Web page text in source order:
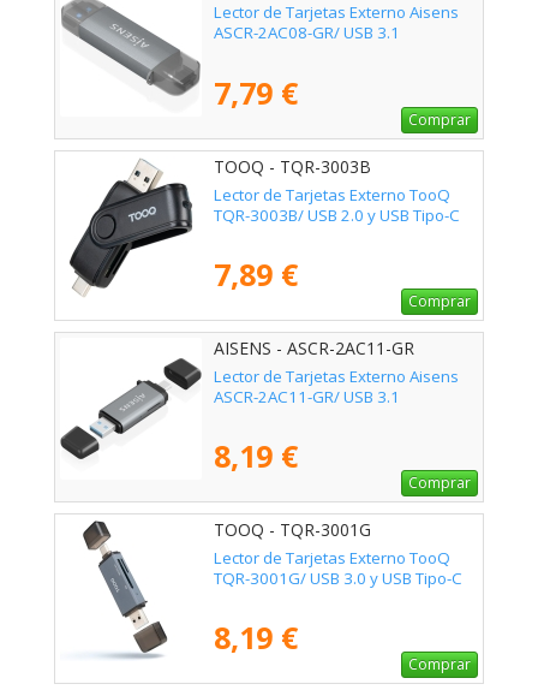
Lector de Tarjetas Externo Aisens
ASCR-2AC08-GR/ USB 3.1
7,79 €
Comprar
TOOQ - TQR-3003B
Lector de Tarjetas Externo TooQ
TQR-3003B/ USB 2.0 y USB Tipo-C
7,89 €
Comprar
AISENS - ASCR-2AC11-GR
Lector de Tarjetas Externo Aisens
ASCR-2AC11-GR/ USB 3.1
8,19 €
Comprar
TOOQ - TQR-3001G
Lector de Tarjetas Externo TooQ
TQR-3001G/ USB 3.0 y USB Tipo-C
8,19 €
Comprar